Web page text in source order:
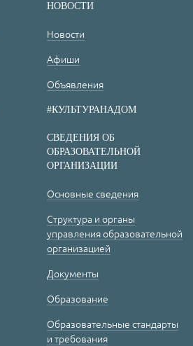
НОВОСТИ
Новости
Афиши
Объявления
#КУЛЬТУРАНАДОМ
СВЕДЕНИЯ ОБ
ОБРАЗОВАТЕЛЬНОЙ
ОРГАНИЗАЦИИ
Основные сведения
Структура и органы
управления образовательной
организацией
Документы
Образование
Образовательные стандарты
и требования